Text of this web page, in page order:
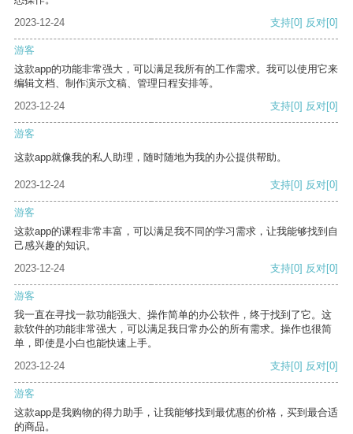
2023-12-24
支持[0] 反对[0]
游客
这款app的功能非常强大，可以满足我所有的工作需求。我可以使用它来
编辑文档、制作演示文稿、管理日程安排等。
2023-12-24
支持[0] 反对[0]
游客
这款app就像我的私人助理，随时随地为我的办公提供帮助。
2023-12-24 支持[0] 反对[0]
游客
这款app的课程非常丰富，可以满足我不同的学习需求，让我能够找到自
己感兴趣的知识。
2023-12-24
支持[0] 反对[0]
游客
我一直在寻找一款功能强大、操作简单的办公软件，终于找到了它。这
款软件的功能非常强大，可以满足我日常办公的所有需求。操作也很简
单，即使是小白也能快速上手。
2023-12-24
支持[0] 反对[0]
游客
这款app是我购物的得力助手，让我能够找到最优惠的价格，买到最合适
的商品。